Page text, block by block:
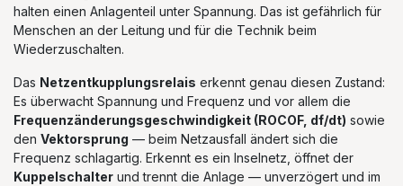
halten einen Anlagenteil unter Spannung. Das ist gefährlich für
Menschen an der Leitung und für die Technik beim
Wiederzuschalten.
Das Netzentkupplungsrelais erkennt genau diesen Zustand:
Es überwacht Spannung und Frequenz und vor allem die
Frequenzänderungsgeschwindigkeit (ROCOF, df/dt) sowie
den Vektorsprung — beim Netzausfall ändert sich die
Frequenz schlagartig. Erkennt es ein Inselnetz, öffnet der
Kuppelschalter und trennt die Anlage — unverzögert und im